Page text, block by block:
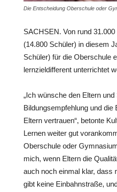
Die Entscheidung Oberschule oder
SACHSEN. Von rund
(14.800 Schüler) in diesem
Schüler) für die Oberschule
lernzieldifferent unterrichtet
„Ich wünsche den Eltern
Bildungsempfehlung und
Eltern vertrauen“, betonte
Lernen weiter gut
Oberschule oder
mich, wenn Eltern die
auch noch einmal klar, dass
gibt keine Einbahnstraße,